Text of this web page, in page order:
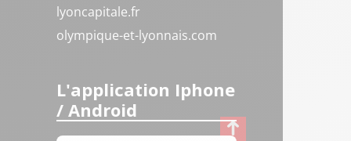
lyoncapitale.fr
olympique-et-lyonnais.com
L'application Iphone
/ Android